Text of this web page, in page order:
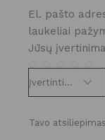
El. pašto
laukeliai
Jūsų